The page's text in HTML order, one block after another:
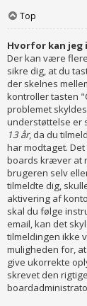
Top
Hvorfor kan jeg
Der kan være
sikre dig, at du
der skelnes
kontroller tasten
problemet
understøttelse er
13 år, da du
har modtaget.
boards kræver at
brugeren selv
tilmeldte dig,
aktivering af
skal du følge
email, kan det
tilmeldingen ikke
muligheden for, at
give ukorrekte
skrevet den